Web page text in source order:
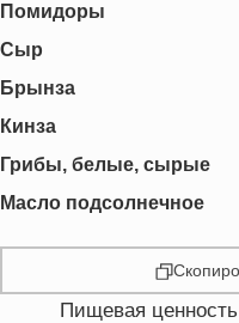
Помидоры
Сыр
Брынза
Кинза
Грибы, белые, сырые
Масло подсолнечное
Пищевая